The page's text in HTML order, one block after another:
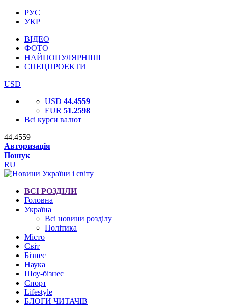
РУС
УКР
ВІДЕО
ФОТО
НАЙПОПУЛЯРНІШІ
СПЕЦПРОЕКТИ
USD
USD 44.4559
EUR 51.2598
Всі курси валют
44.4559
Авторизація
Пошук
RU
ВСІ РОЗДІЛИ
Головна
Україна
Всі новини розділу
Політика
Місто
Світ
Бізнес
Наука
Шоу-бізнес
Спорт
Lifestyle
БЛОГИ ЧИТАЧІВ